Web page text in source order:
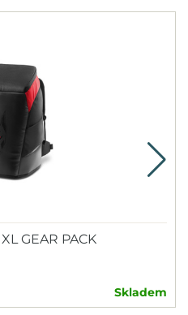
GEAR PACK
Skladem